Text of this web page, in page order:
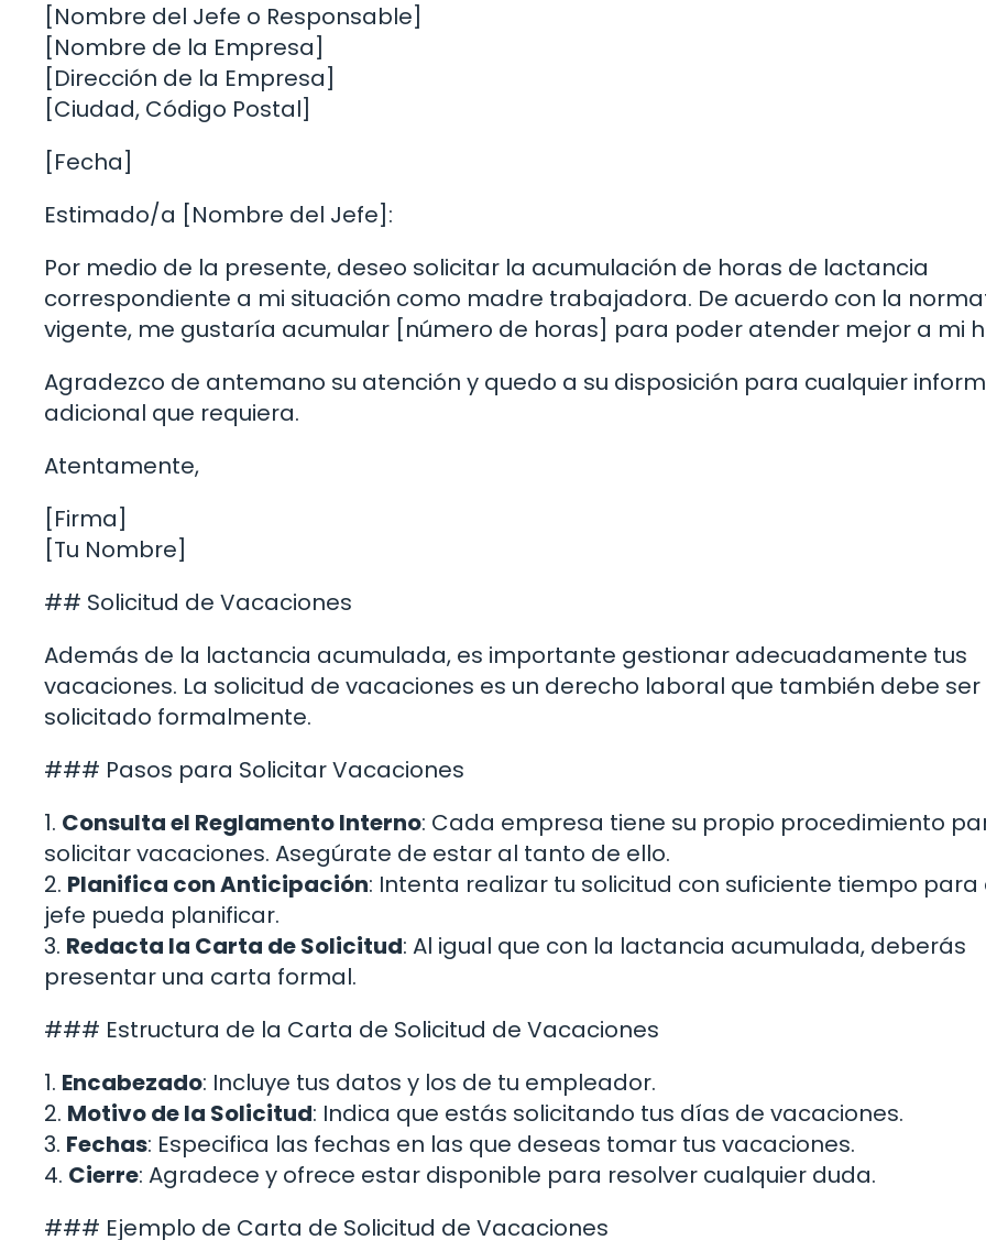
[Nombre del Jefe o Responsable]
[Nombre de la Empresa]
[Dirección de la Empresa]
[Ciudad, Código Postal]
[Fecha]
Estimado/a [Nombre del Jefe]:
Por medio de la presente, deseo solicitar la acumulación de horas de lactancia
correspondiente a mi situación como madre trabajadora. De acuerdo con la
vigente, me gustaría acumular [número de horas] para poder atender mejor a mi
Agradezco de antemano su atención y quedo a su disposición para cualquier
adicional que requiera.
Atentamente,
[Firma]
[Tu Nombre]
## Solicitud de Vacaciones
Además de la lactancia acumulada, es importante gestionar adecuadamente tus
vacaciones. La solicitud de vacaciones es un derecho laboral que también debe ser
solicitado formalmente.
### Pasos para Solicitar Vacaciones
1. Consulta el Reglamento Interno: Cada empresa tiene su propio procedimiento
solicitar vacaciones. Asegúrate de estar al tanto de ello.
2. Planifica con Anticipación: Intenta realizar tu solicitud con suficiente tiempo para
jefe pueda planificar.
3. Redacta la Carta de Solicitud: Al igual que con la lactancia acumulada, deberás
presentar una carta formal.
### Estructura de la Carta de Solicitud de Vacaciones
1. Encabezado: Incluye tus datos y los de tu empleador.
2. Motivo de la Solicitud: Indica que estás solicitando tus días de vacaciones.
3. Fechas: Especifica las fechas en las que deseas tomar tus vacaciones.
4. Cierre: Agradece y ofrece estar disponible para resolver cualquier duda.
### Ejemplo de Carta de Solicitud de Vacaciones